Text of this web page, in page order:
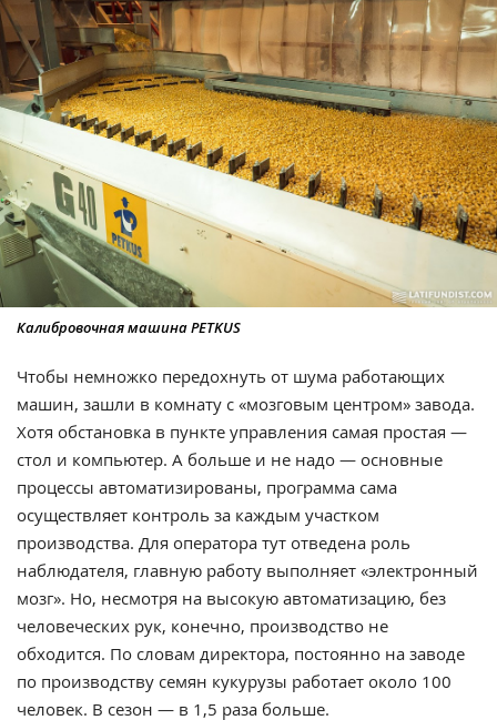
Калибровочная машина PETKUS
Чтобы немножко передохнуть от шума работающих
машин, зашли в комнату с «мозговым центром» завода.
Хотя обстановка в пункте управления самая простая —
стол и компьютер. А больше и не надо — основные
процессы автоматизированы, программа сама
осуществляет контроль за каждым участком
производства. Для оператора тут отведена роль
наблюдателя, главную работу выполняет «электронный
мозг». Но, несмотря на высокую автоматизацию, без
человеческих рук, конечно, производство не
обходится. По словам директора, постоянно на заводе
по производству семян кукурузы работает около 100
человек. В сезон — в 1,5 раза больше.